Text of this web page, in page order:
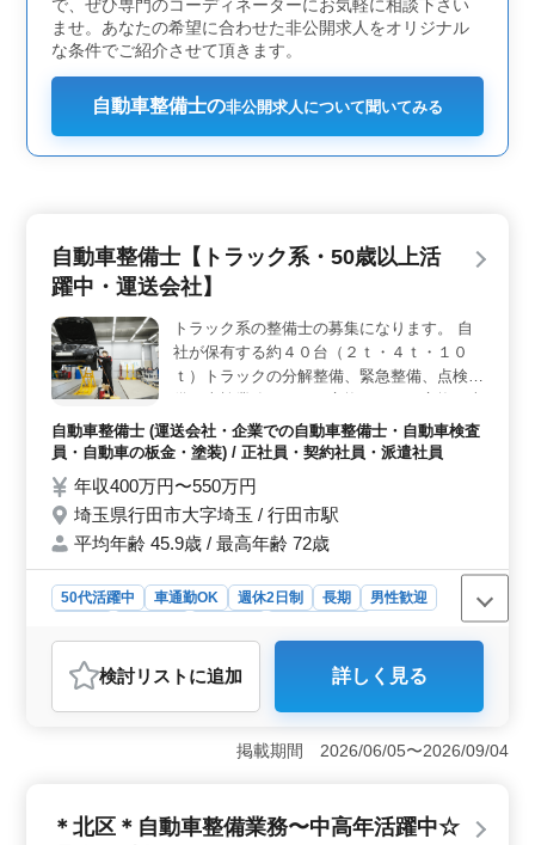
で、ぜひ専門のコーディネーターにお気軽に相談下さい
ませ。あなたの希望に合わせた非公開求人をオリジナル
な条件でご紹介させて頂きます。
自動車整備士の非公開求人について聞いてみる
自動車整備士【トラック系・50歳以上活
躍中・運送会社】
トラック系の整備士の募集になります。 自
社が保有する約４０台（２ｔ・４ｔ・１０
ｔ）トラックの分解整備、緊急整備、点検整
検）を行っていただきます。 ※大型自動車
の整備となります。 大型自動車整備の経験
自動車整備士 (運送会社・企業での自動車整備士・自動車検査
員・自動車の板金・塗装) / 正社員・契約社員・派遣社員
年収400万円〜550万円
埼玉県行田市大字埼玉 / 行田市駅
平均年齢 45.9歳 / 最高年齢 72歳
50代活躍中 車通勤OK 週休2日制 長期
男性歓迎
おすすめポイント
＜広範な整備業務と専門性の活かせる環境＞ この求人
は、トラック系の多様な整備業務に携われる環境です。
自社のトラックの整備全般や車検業務を担当し、オイル
交換から車検まで幅広い業務が期待されます。整備士と
員まで多様な雇用形態が用意されており、柔軟な働き方
検討リスト に追加 詳しく見る
掲載期間 2026/06/05〜2026/09/04
＊北区＊自動車整備業務〜中高年活躍中☆